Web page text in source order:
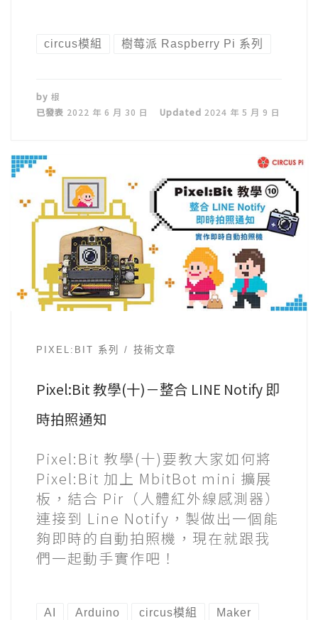
circus模組 樹莓派 Raspberry Pi 系列
by 根
已發表 2022 年 6 月 30 日 Updated 2024 年 5 月 9 日
PIXEL:BIT 系列 技術文章
Pixel:Bit 教學(十)－整合 LINE Notify 即
時拍照通知
Pixel:Bit 教學(十)要教大家如何將
Pixel:Bit 加上 MbitBot mini 擴展
板，結合 Pir（人體紅外線感測器）
連接到 Line Notify，製做出一個能
夠即時的自動拍照機，現在就跟我
們一起動手實作吧！
AI Arduino circus模組 Maker